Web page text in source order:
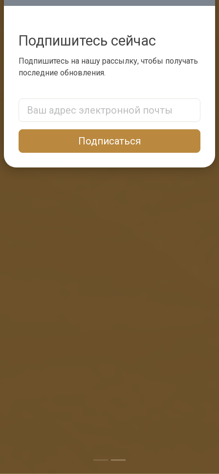
Подпишитесь сейчас
Подпишитесь на нашу рассылку, чтобы получать
последние обновления.
Email Address
Подписаться